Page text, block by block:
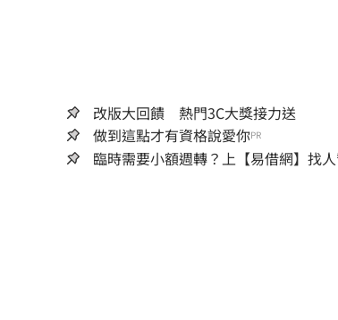
改版大回饋 熱門3C大獎接力送
做到這點才有資格說愛你PR
臨時需要小額週轉？上【易借網】找